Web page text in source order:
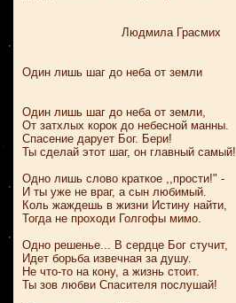
Людмила Грасмих
Один лишь шаг до неба от земли
Один лишь шаг до неба от земли,
От затхлых корок до небесной манны.
Спасение дарует Бог. Бери!
Ты сделай этот шаг, он главный самый!
Одно лишь слово краткое ,,прости!" -
И ты уже не враг, а сын любимый.
Коль жаждешь в жизни Истину найти,
Тогда не проходи Голгофы мимо.
Одно решенье... В сердце Бог стучит,
Идет борьба извечная за душу.
Не что-то на кону, а жизнь стоит.
Ты зов любви Спасителя послушай!